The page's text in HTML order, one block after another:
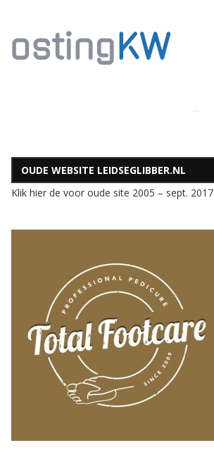
OUDE WEBSITE LEIDSEGLIBBER.NL
Klik hier de voor oude site 2005 – sept. 2017